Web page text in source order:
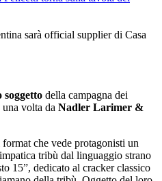
sarà official supplier di Casa
soggetto della campagna dei
volta da Nadler Larimer &
che vede protagonisti un
tribù dal linguaggio strano
15”, dedicato al cracker classico